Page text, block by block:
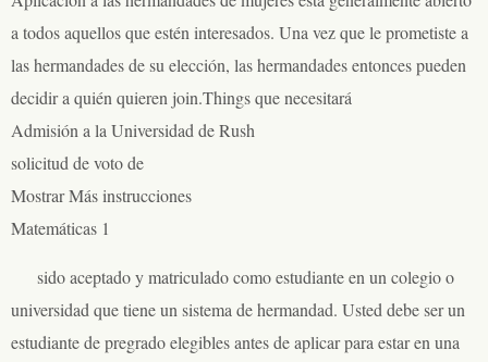
a todos aquellos que estén interesados. Una vez que le prometiste a
las hermandades de su elección, las hermandades entonces pueden
decidir a quién quieren join.Things que necesitará
Admisión a la Universidad de Rush
solicitud de voto de
Mostrar Más instrucciones
Matemáticas 1
sido aceptado y matriculado como estudiante en un colegio o
universidad que tiene un sistema de hermandad. Usted debe ser un
estudiante de pregrado elegibles antes de aplicar para estar en una